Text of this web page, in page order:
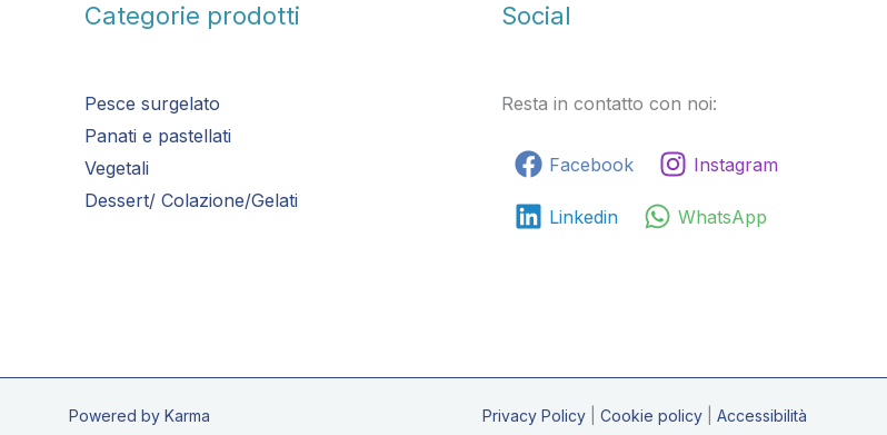
Categorie prodotti
Pesce surgelato
Panati e pastellati
Vegetali
Dessert/ Colazione/Gelati
Social
Resta in contatto con noi:
Facebook Instagram
Linkedin WhatsApp
Powered by Karma Privacy Policy| Cookie policy| Accessibilità